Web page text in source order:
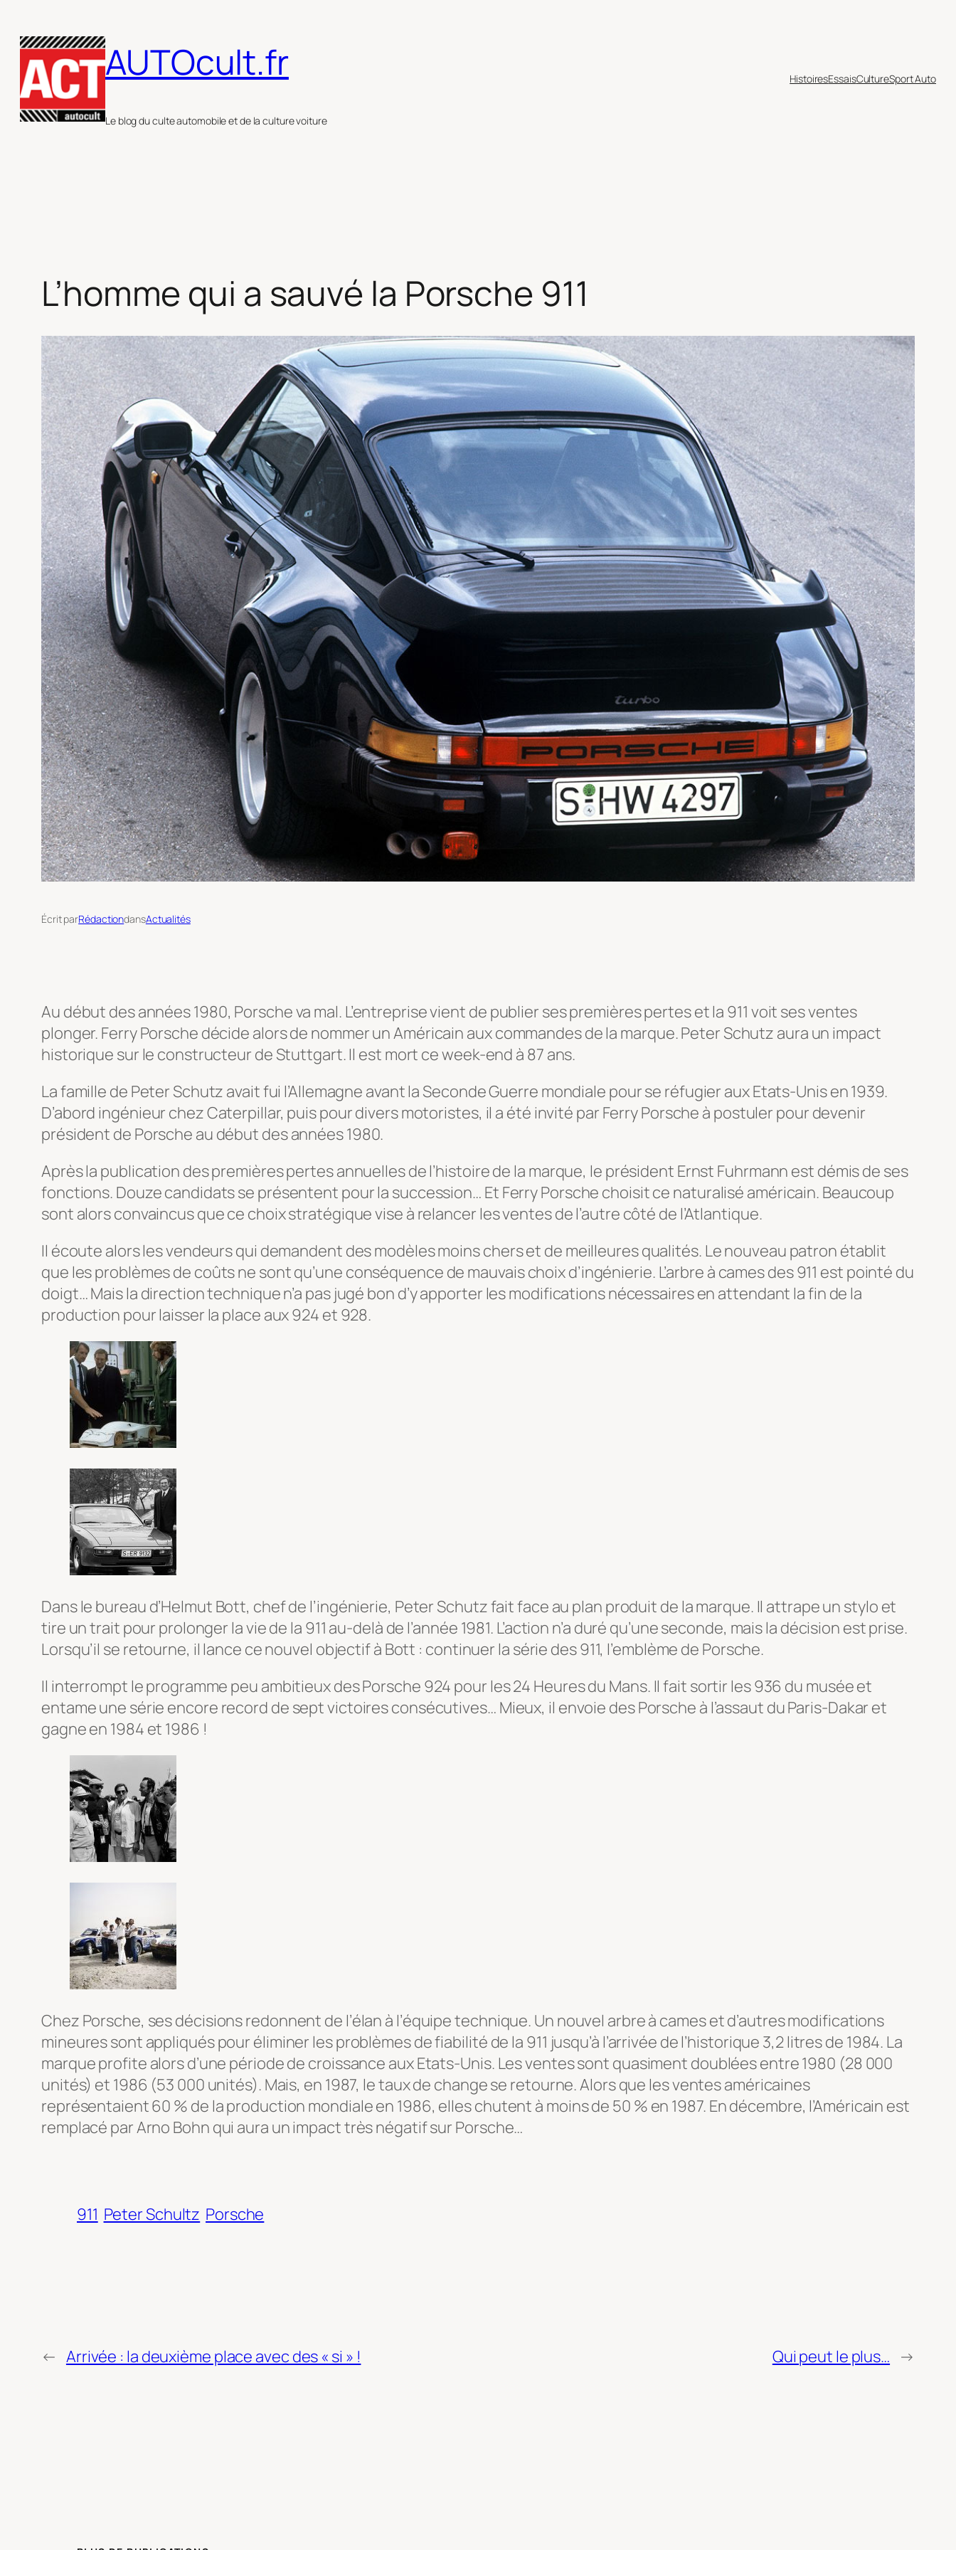
au
contenu
AUTOcult.fr
Le blog du culte automobile et de la culture voiture
HistoiresEssaisCultureSport Auto
L’homme qui a sauvé la Porsche 911
Écrit parRédactiondansActualités
Au début des années 1980, Porsche va mal. L’entreprise vient de publier ses premières pertes et la 911 voit ses ventes
plonger. Ferry Porsche décide alors de nommer un Américain aux commandes de la marque. Peter Schutz aura un impact
historique sur le constructeur de Stuttgart. Il est mort ce week-end à 87 ans.
La famille de Peter Schutz avait fui l’Allemagne avant la Seconde Guerre mondiale pour se réfugier aux Etats-Unis en 1939.
D’abord ingénieur chez Caterpillar, puis pour divers motoristes, il a été invité par Ferry Porsche à postuler pour devenir
président de Porsche au début des années 1980.
Après la publication des premières pertes annuelles de l’histoire de la marque, le président Ernst Fuhrmann est démis de ses
fonctions. Douze candidats se présentent pour la succession… Et Ferry Porsche choisit ce naturalisé américain. Beaucoup
sont alors convaincus que ce choix stratégique vise à relancer les ventes de l’autre côté de l’Atlantique.
Il écoute alors les vendeurs qui demandent des modèles moins chers et de meilleures qualités. Le nouveau patron établit
que les problèmes de coûts ne sont qu’une conséquence de mauvais choix d’ingénierie. L’arbre à cames des 911 est pointé du
doigt… Mais la direction technique n’a pas jugé bon d’y apporter les modifications nécessaires en attendant la fin de la
production pour laisser la place aux 924 et 928.
Dans le bureau d’Helmut Bott, chef de l’ingénierie, Peter Schutz fait face au plan produit de la marque. Il attrape un stylo et
tire un trait pour prolonger la vie de la 911 au-delà de l’année 1981. L’action n’a duré qu’une seconde, mais la décision est prise.
Lorsqu’il se retourne, il lance ce nouvel objectif à Bott : continuer la série des 911, l’emblème de Porsche.
Il interrompt le programme peu ambitieux des Porsche 924 pour les 24 Heures du Mans. Il fait sortir les 936 du musée et
entame une série encore record de sept victoires consécutives… Mieux, il envoie des Porsche à l’assaut du Paris-Dakar et
gagne en 1984 et 1986 !
Chez Porsche, ses décisions redonnent de l’élan à l’équipe technique. Un nouvel arbre à cames et d’autres modifications
mineures sont appliqués pour éliminer les problèmes de fiabilité de la 911 jusqu’à l’arrivée de l’historique 3,2 litres de 1984. La
marque profite alors d’une période de croissance aux Etats-Unis. Les ventes sont quasiment doublées entre 1980 (28 000
unités) et 1986 (53 000 unités). Mais, en 1987, le taux de change se retourne. Alors que les ventes américaines
représentaient 60 % de la production mondiale en 1986, elles chutent à moins de 50 % en 1987. En décembre, l’Américain est
remplacé par Arno Bohn qui aura un impact très négatif sur Porsche…
911 Peter Schultz Porsche
← Arrivée : la deuxième place avec des « si » ! Qui peut le plus… →